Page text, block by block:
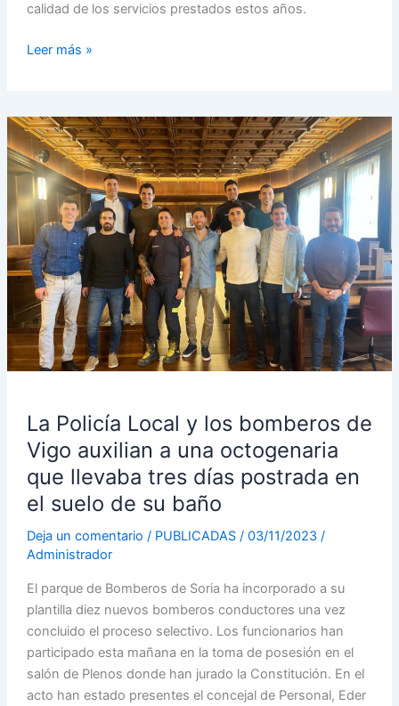
calidad de los servicios prestados estos años.
Leer más »
La Policía Local y los bomberos de
Vigo auxilian a una octogenaria
que llevaba tres días postrada en
el suelo de su baño
Deja un comentario / PUBLICADAS/ 03/11/2023 /
Administrador
El parque de Bomberos de Soria ha incorporado a su
plantilla diez nuevos bomberos conductores una vez
concluido el proceso selectivo. Los funcionarios han
participado esta mañana en la toma de posesión en el
salón de Plenos donde han jurado la Constitución. En el
acto han estado presentes el concejal de Personal, Eder
La
Policía
Local
y
los
bomberos
de
Vigo
auxilian
una
octogenaria
tres
días
postrada
en
el
suelo
de
baño